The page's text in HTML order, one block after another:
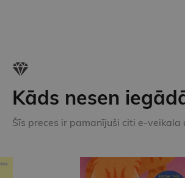
Kāds nesen
Šīs preces ir pamanījuši citi e-veikala